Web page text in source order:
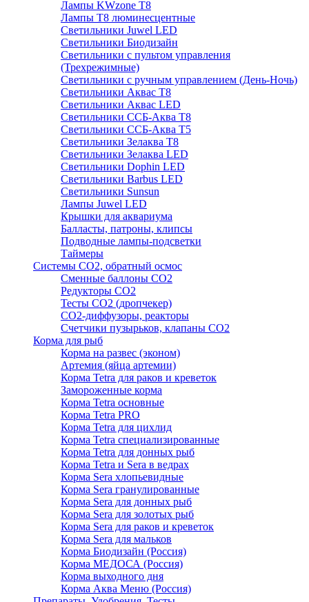
Лампы KWzone Т8
Лампы Т8 люминесцентные
Светильники Juwel LED
Светильники Биодизайн
Светильники с пультом управления
(Трехрежимные)
Светильники с ручным управлением (День-Ночь)
Светильники Аквас Т8
Светильники Аквас LED
Светильники ССБ-Аква Т8
Светильники ССБ-Аква Т5
Светильники Зелаква Т8
Светильники Зелаква LED
Светильники Dophin LED
Светильники Barbus LED
Светильники Sunsun
Лампы Juwel LED
Крышки для аквариума
Балласты, патроны, клипсы
Подводные лампы-подсветки
Таймеры
Системы CO2, обратный осмос
Сменные баллоны СО2
Редукторы СО2
Тесты CO2 (дропчекер)
СО2-диффузоры, реакторы
Счетчики пузырьков, клапаны СО2
Корма для рыб
Корма на развес (эконом)
Артемия (яйца артемии)
Корма Tetra для раков и креветок
Замороженные корма
Корма Tetra основные
Корма Tetra PRO
Корма Tetra для цихлид
Корма Tetra специализированные
Корма Tetra для донных рыб
Корма Tetra и Sera в ведрах
Корма Sera хлопьевидные
Корма Sera гранулированные
Корма Sera для донных рыб
Корма Sera для золотых рыб
Корма Sera для раков и креветок
Корма Sera для мальков
Корма Биодизайн (Россия)
Корма МЕДОСА (Россия)
Корма выходного дня
Корма Аква Меню (Россия)